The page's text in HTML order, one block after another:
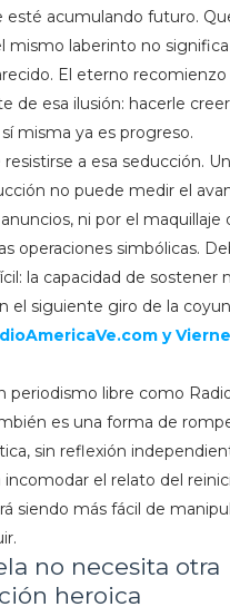
esté acumulando futuro.
mismo laberinto no
El eterno
de esa ilusión: hacerle
misma ya es progreso.
a esa seducción.
no puede medir el
ni por el maquillaje
operaciones simbólicas.
la capacidad de sostener
el siguiente giro de la
y
periodismo libre como
es una forma de
sin reflexión
incomodar el relato del
siendo más fácil de
no necesita otra
heroica